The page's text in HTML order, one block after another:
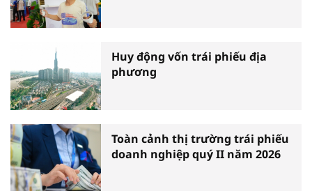
Huy động vốn trái phiếu địa
phương
Toàn cảnh thị trường trái phiếu
doanh nghiệp quý II năm 2026